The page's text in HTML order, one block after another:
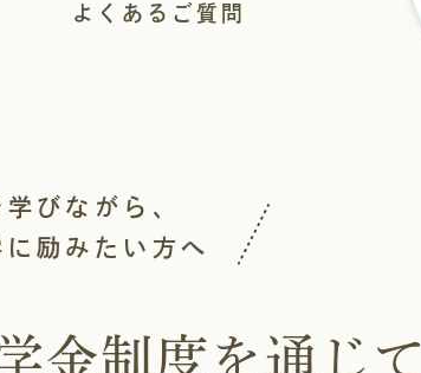
よくあるご質問
びながら、
励みたい方へ
金制度を通じて